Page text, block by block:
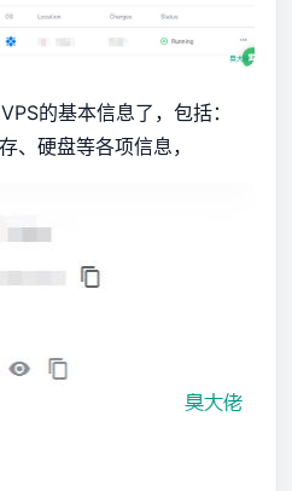
的基本信息了，包括：
、硬盘等各项信息，